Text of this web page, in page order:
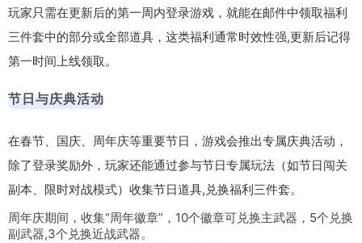
玩家只需在更新后的第一周内登录游戏，就能在邮件中领取福利
三件套中的部分或全部道具，这类福利通常时效性强,更新后记得
第一时间上线领取。
节日与庆典活动
在春节、国庆、周年庆等重要节日，游戏会推出专属庆典活动，
除了登录奖励外，玩家还能通过参与节日专属玩法（如节日闯关
副本、限时对战模式）收集节日道具,兑换福利三件套。
周年庆期间，收集“周年徽章”，10个徽章可兑换主武器，5个兑换
副武器,3个兑换近战武器。